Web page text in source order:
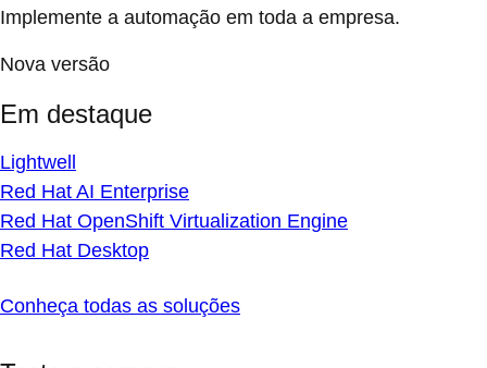
Implemente a automação em toda a empresa.
Nova versão
Em destaque
Lightwell
Red Hat AI Enterprise
Red Hat OpenShift Virtualization Engine
Red Hat Desktop
Conheça todas as soluções